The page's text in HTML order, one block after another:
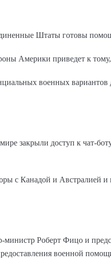
Штаты готовы
Америки приведет к тому,
военных вариантов
закрыли доступ к чат-
с Канадой и Австралией и
Роберт Фицо и
военной